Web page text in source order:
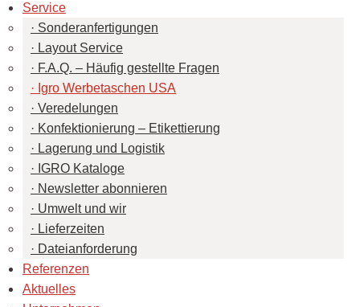
Service
Sonderanfertigungen
Layout Service
F.A.Q. – Häufig gestellte Fragen
Igro Werbetaschen USA
Veredelungen
Konfektionierung – Etikettierung
Lagerung und Logistik
IGRO Kataloge
Newsletter abonnieren
Umwelt und wir
Lieferzeiten
Dateianforderung
Referenzen
Aktuelles